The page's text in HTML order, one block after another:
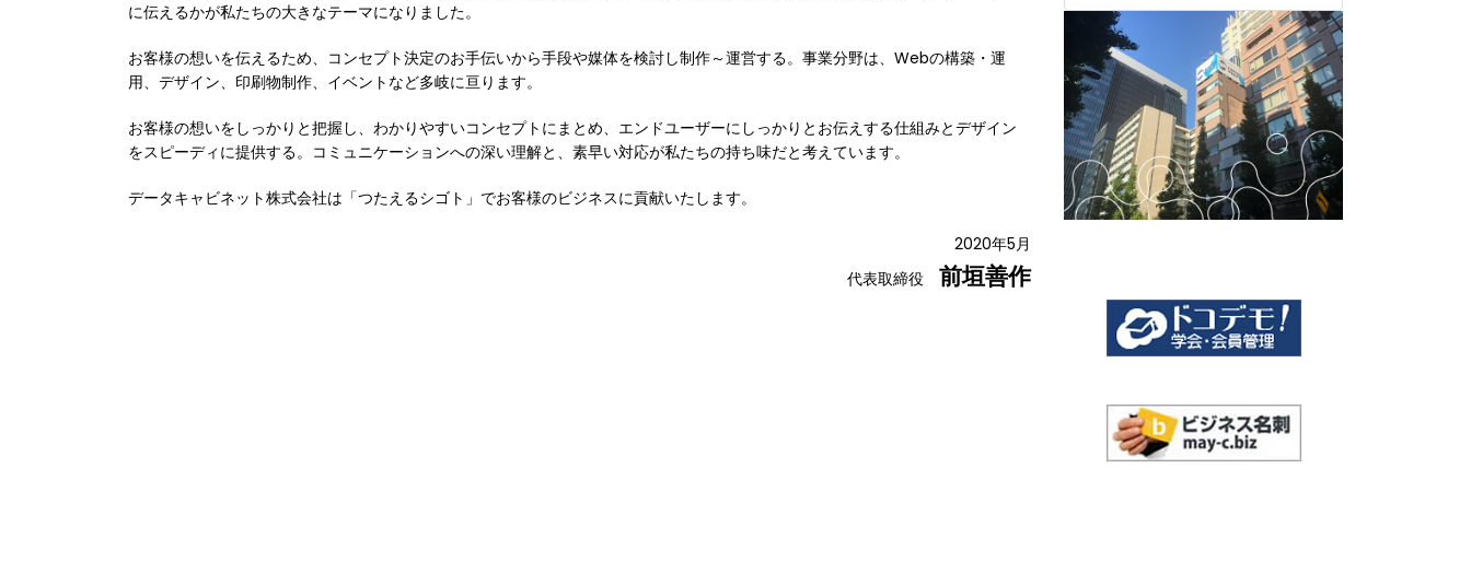
に伝えるかが私たちの大きなテーマになりました。
お客様の想いを伝えるため、コンセプト決定のお手伝いから手段や媒体を検討し制作～運営する。事業分野は、Webの構築・運
用、デザイン、印刷物制作、イベントなど多岐に亘ります。
お客様の想いをしっかりと把握し、わかりやすいコンセプトにまとめ、エンドユーザーにしっかりとお伝えする仕組みとデザイン
をスピーディに提供する。コミュニケーションへの深い理解と、素早い対応が私たちの持ち味だと考えています。
データキャビネット株式会社は「つたえるシゴト」でお客様のビジネスに貢献いたします。
2020年5月
代表取締役 前垣善作